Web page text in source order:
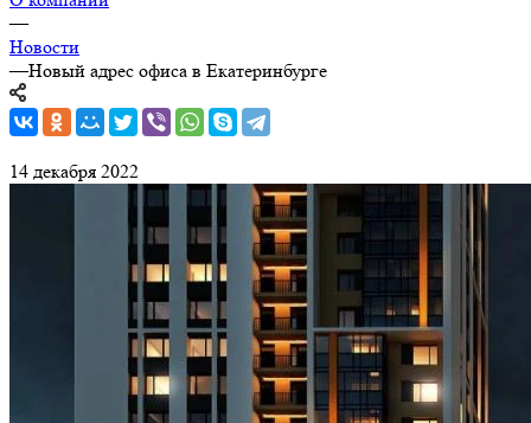
—
Новости
—Новый адрес офиса в Екатеринбурге
14 декабря 2022